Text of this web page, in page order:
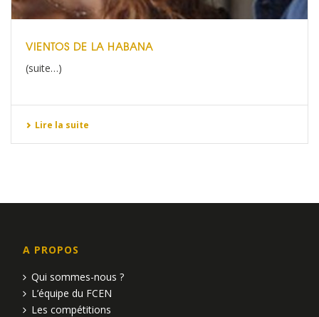
VIENTOS DE LA HABANA
(suite…)
Lire la suite
A PROPOS
Qui sommes-nous ?
L’équipe du FCEN
Les compétitions